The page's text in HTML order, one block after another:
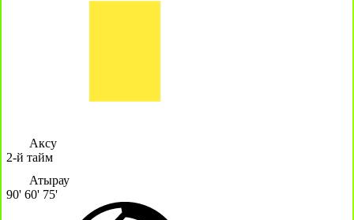
Аксу
2-й тайм
Атырау
90' 60' 75'